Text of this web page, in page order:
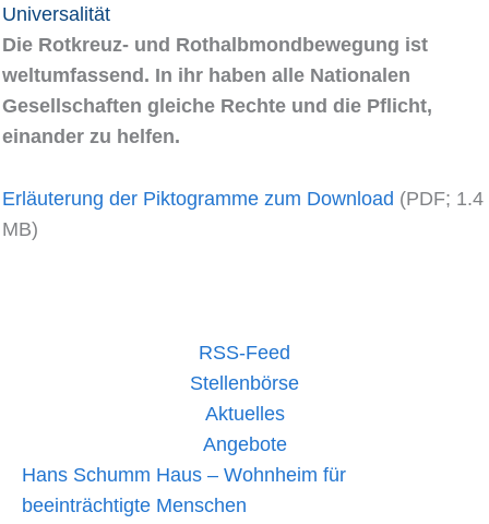
Universalität
Die Rotkreuz- und Rothalbmondbewegung ist
weltumfassend. In ihr haben alle Nationalen
Gesellschaften gleiche Rechte und die Pflicht,
einander zu helfen.
Erläuterung der Piktogramme zum Download (PDF; 1.4
MB)
RSS-Feed
Stellenbörse
Aktuelles
Angebote
Hans Schumm Haus – Wohnheim für
beeinträchtigte Menschen